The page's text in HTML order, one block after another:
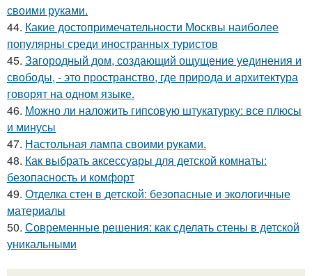
своими руками.
44. Какие достопримечательности Москвы наиболее
популярны среди иностранных туристов
45. Загородный дом, создающий ощущение уединения и
свободы, - это пространство, где природа и архитектура
говорят на одном языке.
46. Можно ли наложить гипсовую штукатурку: все плюсы
и минусы
47. Настольная лампа своими руками.
48. Как выбрать аксессуары для детской комнаты:
безопасность и комфорт
49. Отделка стен в детской: безопасные и экологичные
материалы
50. Современные решения: как сделать стены в детской
уникальными